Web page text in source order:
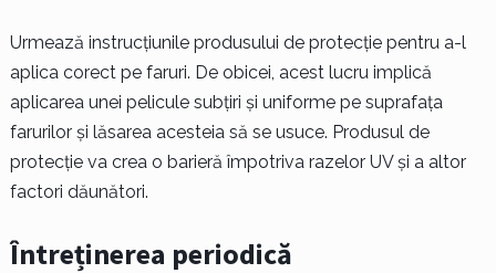
Urmează instrucțiunile produsului de protecție pentru a-l
aplica corect pe faruri. De obicei, acest lucru implică
aplicarea unei pelicule subțiri și uniforme pe suprafața
farurilor și lăsarea acesteia să se usuce. Produsul de
protecție va crea o barieră împotriva razelor UV și a altor
factori dăunători.
Întreținerea periodică